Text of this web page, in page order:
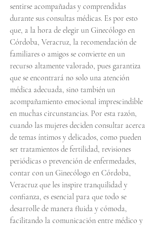
sentirse acompañadas y comprendidas
durante sus consultas médicas. Es por esto
que, a la hora de elegir un Ginecólogo en
Córdoba, Veracruz, la recomendación de
familiares o amigos se convierte en un
recurso altamente valorado, pues garantiza
que se encontrará no solo una atención
médica adecuada, sino también un
acompañamiento emocional imprescindible
en muchas circunstancias. Por esta razón,
cuando las mujeres deciden consultar acerca
de temas íntimos y delicados, como pueden
ser tratamientos de fertilidad, revisiones
periódicas o prevención de enfermedades,
contar con un Ginecólogo en Córdoba,
Veracruz que les inspire tranquilidad y
confianza, es esencial para que todo se
desarrolle de manera fluida y cómoda,
facilitando la comunicación entre médico y